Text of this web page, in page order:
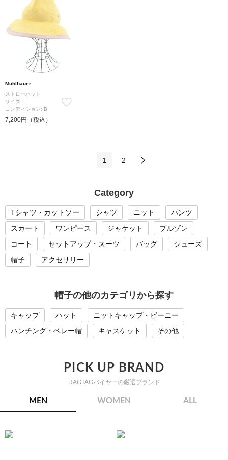
Muhlbauer
ストローハット
サイズ：-
コンディション: B
7,200円（税込）
1 2
Category
Tシャツ・カットソー シャツ ニット
パンツ
スカート
ワンピース ジャケット
ブルゾン
コート
セットアップ・スーツ バッグ
シューズ
帽子
アクセサリー
帽子の他のカテゴリから探す
キャップ ハット
ニットキャップ・ビーニー
ハンチング・ベレー帽
キャスケット その他
PICK UP BRAND
RAGTAGバイヤーの厳選ブランド
MEN WOMEN ALL